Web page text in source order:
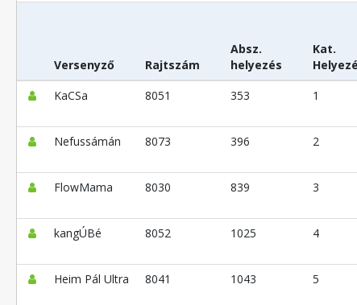
Versenyző Rajtszám
Absz.
helyezés
Kat.
KaCSa
8051 353 1
Nefussámán 8073 396 2
FlowMama 8030 839 3
kangÚBé 8052 1025 4
Heim Pál Ultra 8041 1043 5